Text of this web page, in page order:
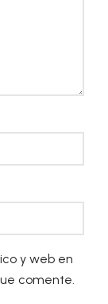
y web en
comente.